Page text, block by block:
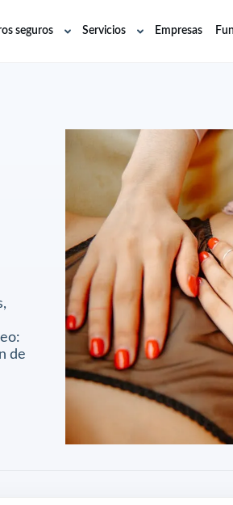
seguros
AbrirServicios
AbrirEmpresas
de